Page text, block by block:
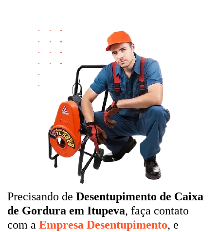
Precisando de Desentupimento de Caixa
de Gordura em Itupeva, faça contato
com a Empresa Desentupimento, e